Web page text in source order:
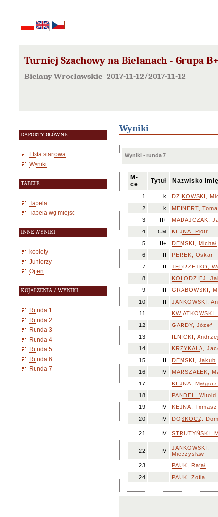
Turniej Szachowy na Bielanach - Grupa
Bielany Wrocławskie 2017-11-12/2017-11-12
RAPORTY GŁÓWNE
Lista startowa
Wyniki
TABELE
Tabela
Tabela wg miejsc
INNE WYNIKI
kobiety
Juniorzy
Open
KOJARZENIA / WYNIKI
Runda 1
Runda 2
Runda 3
Runda 4
Runda 5
Runda 6
Runda 7
Wyniki
Wyniki - runda 7
M-
ce
Tytuł Nazwisko Imię
1 k
DZIKOWSKI,
2
k
MEINERT,
3
II+
MADAJCZAK,
4
CM
KEJNA, Piotr
5
II+
DEMSKI, Michał
6
II
PEREK, Oskar
7
II
JĘDRZEJKO,
8
KOŁODZIEJ,
9
III
GRABOWSKI,
10
II
JANKOWSKI,
11
KWIATKOWSKI,
12
GARDY, Józef
13
ILNICKI, Andrzej
14
KRZYKAŁA,
15
II
DEMSKI, Jakub
16
IV
MARSZAŁEK,
17
KEJNA,
18
PANDEL, Witold
19
IV
KEJNA, Tomasz
20
IV DOSKOCZ,
21 IV STRUTYŃSKI,
22 IV
JANKOWSKI,
Mieczysław
23
PAUK, Rafał
24
PAUK, Zofia